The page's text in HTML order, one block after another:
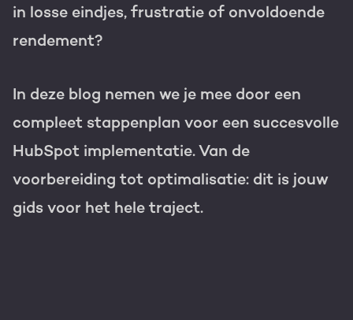
Growth-driven design
in losse eindjes, frustratie of onvoldoende
rendement?
In deze blog nemen we je mee door een
compleet stappenplan voor een succesvolle
HubSpot implementatie. Van de
voorbereiding tot optimalisatie: dit is jouw
gids voor het hele traject.